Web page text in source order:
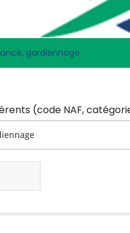
gardiennage